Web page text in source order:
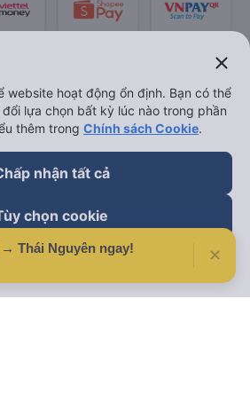
Thái Nguyên ngay! ✕
close
website hoạt động ổn định. Bạn có thể
lựa chọn bất kỳ lúc nào trong phần
thêm trong Chính sách Cookie.
nhận tất cả
chọn cookie
Từ chối